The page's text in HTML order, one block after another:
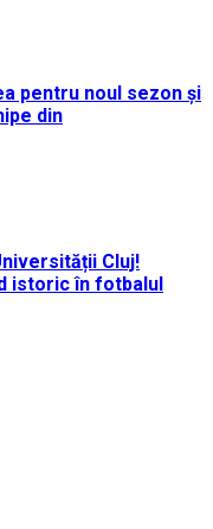
pentru noul sezon și
din
Cluj!
istoric în fotbalul